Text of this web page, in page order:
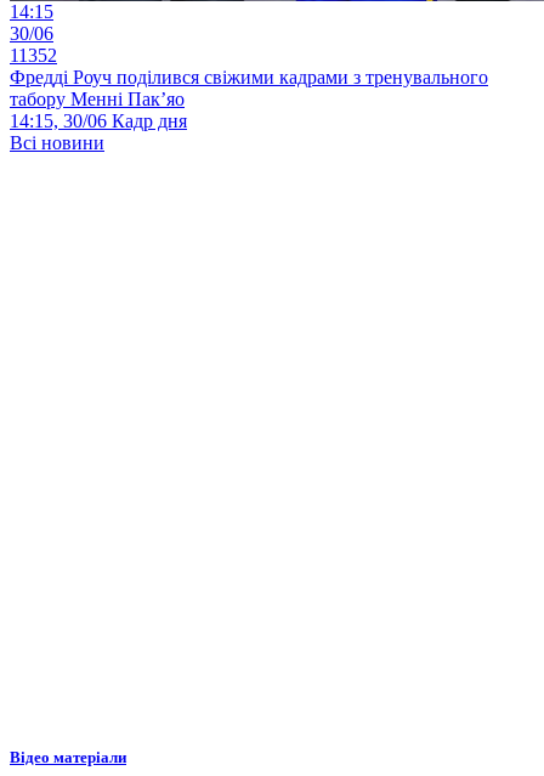
14:15
30/06
11352
Фредді Роуч поділився свіжими кадрами з тренувального
табору Менні Пак’яо
14:15, 30/06 Кадр дня
Всі новини
Відео матеріали